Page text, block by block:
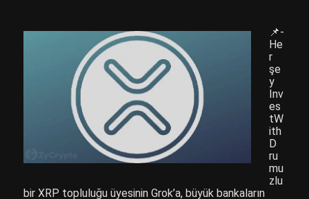
📌-
He
r
şe
y
Inv
es
tW
ith
D
ru
mu
zlu
bir XRP topluluğu üyesinin Grok’a, büyük bankaların